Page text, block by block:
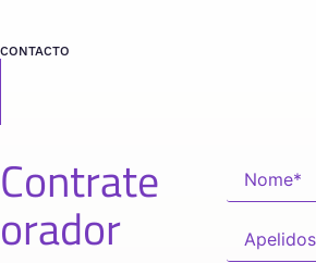
CONTACTO
Contrate
orador